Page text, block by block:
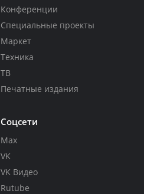
Конференции
Специальные проекты
Маркет
Техника
ТВ
Печатные издания
Соцсети
Max
VK
VK Видео
Rutube